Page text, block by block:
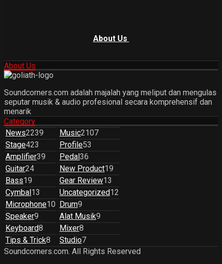
About Us
About Us
Soundcorners.com adalah majalah yang meliput dan mengulas
seputar musik & audio profesional secara komprehensif dan
menarik
Category
News2239 Music2107
Stage423 Profile53
Amplifier39 Pedal 36
Guitar24 New Product19
Bass19 Gear Review13
Cymbal 13 Uncategorized12
Microphone10 Drum9
Speaker9 Alat Musik9
Keyboard8 Mixer8
Tips & Trick8 Studio7
Soundcorners.com. All Rights Reserved